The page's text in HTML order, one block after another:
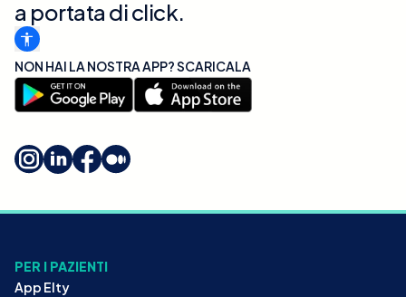
a portata di click.
NON HAI LA NOSTRA APP? SCARICALA
PER I PAZIENTI
App Elty